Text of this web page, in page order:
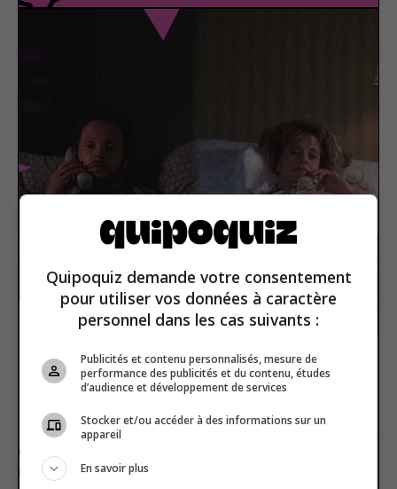
Cinéma
Quipoquiz demande votre consentement
pour utiliser vos données à caractère
personnel dans les cas suivants :
Publicités et contenu personnalisés, mesure de
performance des publicités et du contenu, études
d’audience et développement de services
Stocker et/ou accéder à des informations sur un
appareil
En savoir plus